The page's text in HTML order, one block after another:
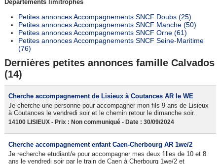
Départements limitrophes
Petites annonces Accompagnements SNCF Doubs (25)
Petites annonces Accompagnements SNCF Manche (50)
Petites annonces Accompagnements SNCF Orne (61)
Petites annonces Accompagnements SNCF Seine-Maritime
(76)
Dernières petites annonces famille Calvados
(14)
Cherche accompagnement de Lisieux à Coutances AR le WE
Je cherche une personne pour accompagner mon fils 9 ans de Lisieux
à Coutances le vendredi soir et le chemin retour le dimanche soir.
14100 LISIEUX - Prix : Non communiqué - Date : 30/09/2024
Cherche accompagnement enfant Caen-Cherbourg AR 1we/2
Je recherche etudiant/e pour accompagner mes deux filles de 10 et 8
ans le vendredi soir par le train de Caen à Cherbourg 1we/2 et